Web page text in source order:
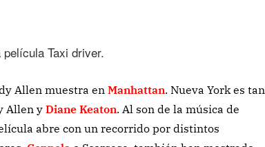
Taxi driver.
Allen muestra en Manhattan. Nueva York es tan
Allen yDiane Keaton. Al son de la música de
abre con un recorrido por distintos